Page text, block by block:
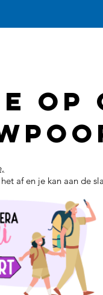
op
af en je kan aan de